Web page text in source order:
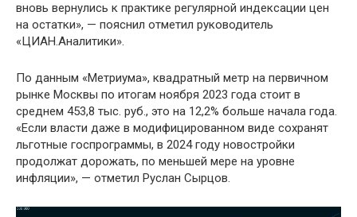
вновь вернулись к практике регулярной индексации цен
на остатки», — пояснил отметил руководитель
«ЦИАН.Аналитики».
По данным «Метриума», квадратный метр на первичном
рынке Москвы по итогам ноября 2023 года стоит в
среднем 453,8 тыс. руб., это на 12,2% больше начала года.
«Если власти даже в модифицированном виде сохранят
льготные госпрограммы, в 2024 году новостройки
продолжат дорожать, по меньшей мере на уровне
инфляции», — отметил Руслан Сырцов.